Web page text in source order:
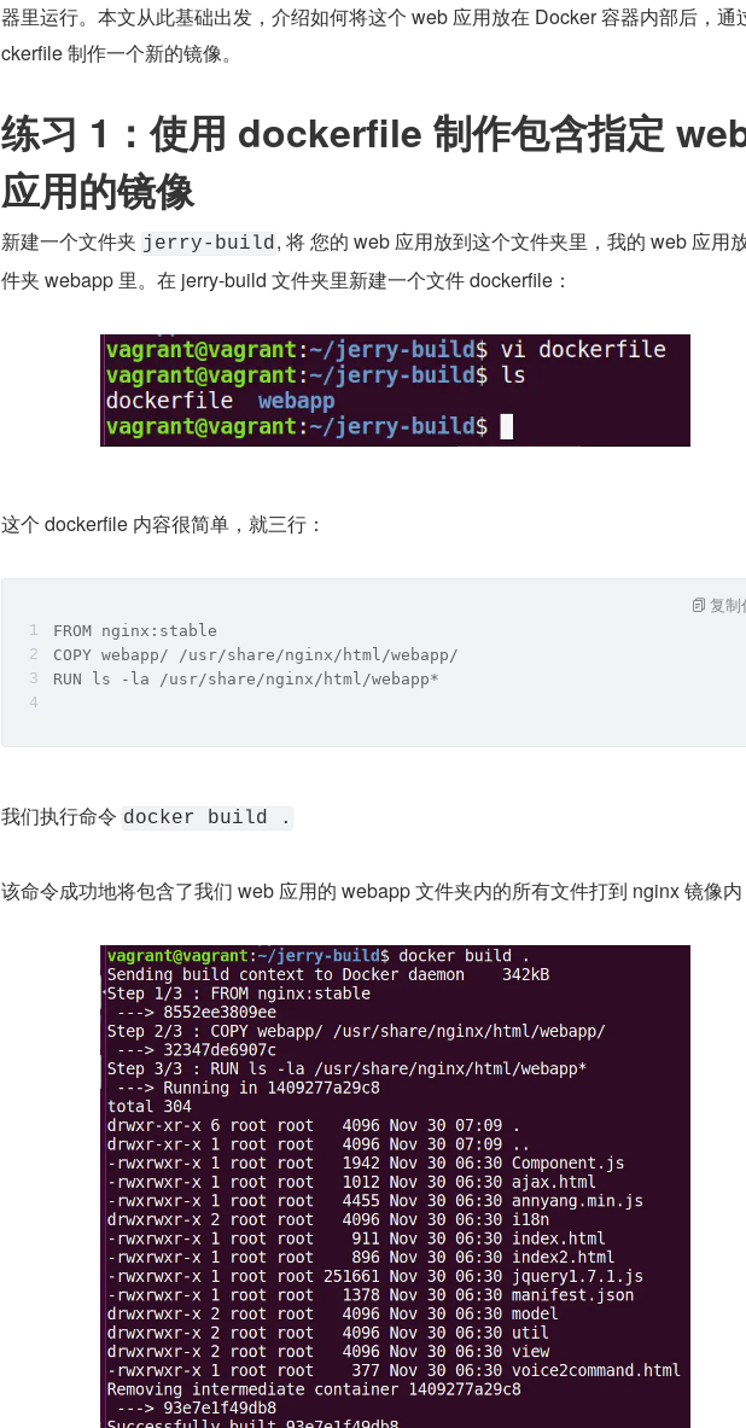
器里运行。本文从此基础出发，介绍如何将这个 web 应用放在 Docker 容器内部后，通
ckerfile 制作一个新的镜像。
练习 1：使用 dockerfile 制作包含指定
应用的镜像
新建一个文件夹 jerry-build, 将 您的 web 应用放到这个文件夹里，我的 web 应用
件夹 webapp 里。在 jerry-build 文件夹里新建一个文件 dockerfile：
这个 dockerfile 内容很简单，就三行：
FROM nginx:stable
COPY webapp/ /usr/share/nginx/html/webapp/
RUN ls -la /usr/share/nginx/html/webapp*
复制
我们执行命令 docker build .
该命令成功地将包含了我们 web 应用的 webapp 文件夹内的所有文件打到 nginx 镜像内